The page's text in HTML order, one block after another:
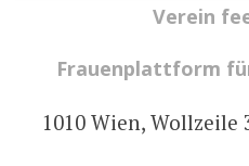
Verein
Frauenplattform
1010 Wien,